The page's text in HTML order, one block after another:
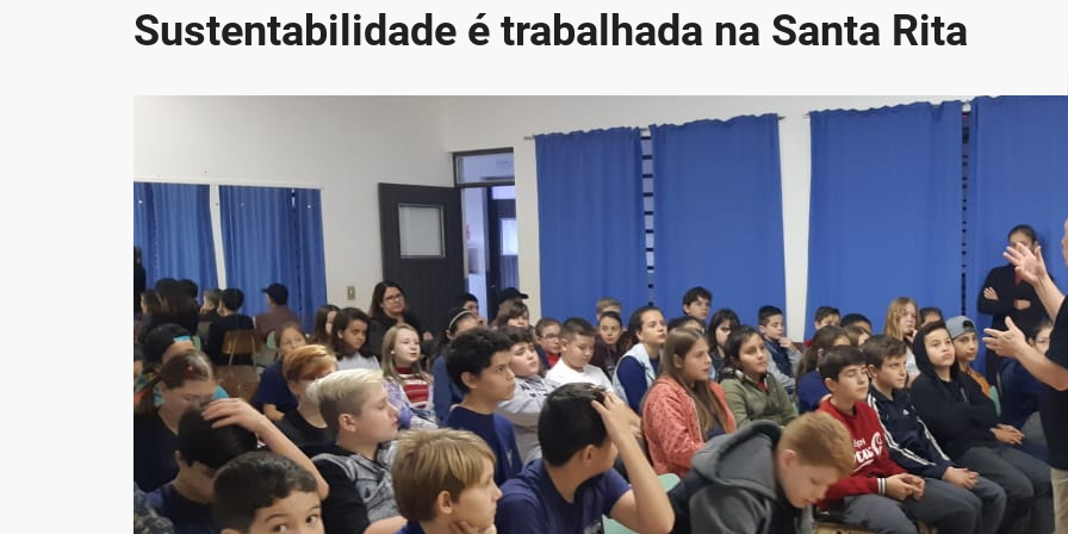
Sustentabilidade é trabalhada na Santa Rita